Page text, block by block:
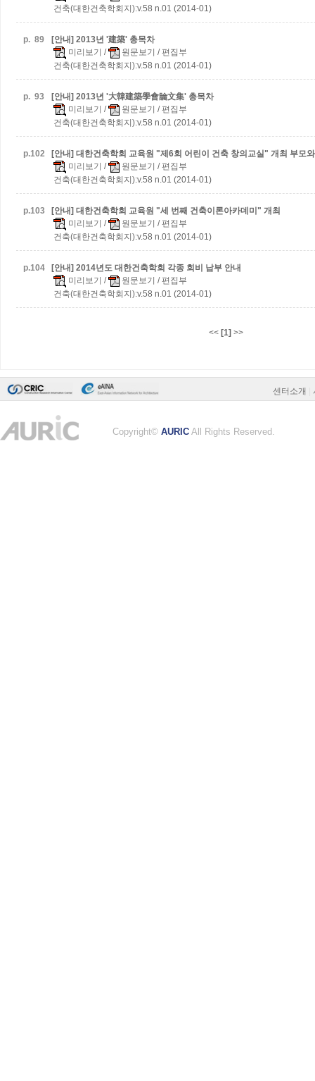
건축(대한건축학회지):v.58 n.01 (2014-01)
p. 89
[안내] 2013년 '建築' 총목차
미리보기 / 원문보기 / 편집부
건축(대한건축학회지):v.58 n.01 (2014-01)
p. 93
[안내] 2013년 '大韓建築學會論文集' 총목차
미리보기 / 원문보기 / 편집부
건축(대한건축학회지):v.58 n.01 (2014-01)
p.102 [안내] 대한건축학회 교육원 "제6회 어린이 건축 창의교실" 개최 부모
미리보기 / 원문보기 / 편집부
건축(대한건축학회지):v.58 n.01 (2014-01)
p.103
[안내] 대한건축학회 교육원 "세 번째 건축이론아카데미" 개최
미리보기 / 원문보기 / 편집부
건축(대한건축학회지):v.58 n.01 (2014-01)
p.104
[안내] 2014년도 대한건축학회 각종 회비 납부 안내
미리보기 / 원문보기 / 편집부
건축(대한건축학회지):v.58 n.01 (2014-01)
<< [1] >>
센터소개
Copyright© AURIC All Rights Reserved.